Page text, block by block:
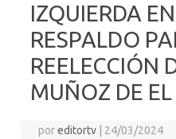
IZQUIERDA
RESPALDO
REELECCIÓN
MUÑOZ DE
poreditortv 24/03/2024